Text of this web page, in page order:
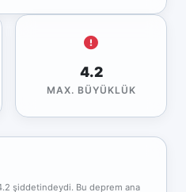
4.2
MAX. BÜYÜKLÜK
şiddetindeydi. Bu deprem ana